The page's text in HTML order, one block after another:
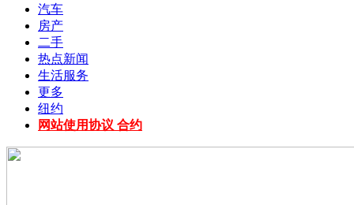
汽车
房产
二手
热点新闻
生活服务
更多
纽约
网站使用协议 合约